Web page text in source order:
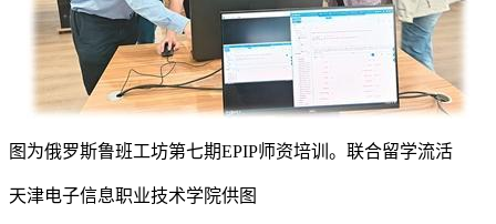
图为俄罗斯鲁班工坊第七期EPIP师资培训。联合留学流活
天津电子信息职业技术学院供图